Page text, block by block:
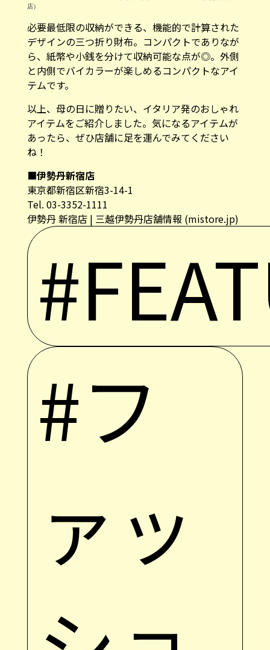
店）
必要最低限の収納ができる、機能的で計算された
デザインの三つ折り財布。コンパクトでありなが
ら、紙幣や小銭を分けて収納可能な点が◎。外側
と内側でバイカラーが楽しめるコンパクトなアイ
テムです。
以上、母の日に贈りたい、イタリア発のおしゃれ
アイテムをご紹介しました。気になるアイテムが
あったら、ぜひ店舗に足を運んでみてください
ね！
■伊勢丹新宿店
東京都新宿区新宿3-14-1
Tel. 03-3352-1111
伊勢丹 新宿店 | 三越伊勢丹店舗情報 (mistore.jp)
#フ
ァッ